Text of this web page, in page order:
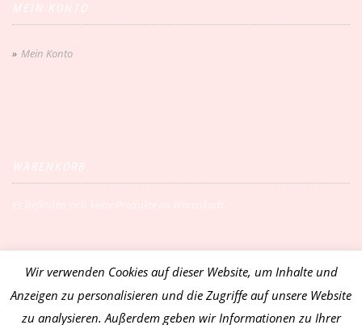
Mein Konto
Wir verwenden Cookies auf dieser Website, um Inhalte und
Anzeigen zu personalisieren und die Zugriffe auf unsere Website
zu analysieren. Außerdem geben wir Informationen zu Ihrer